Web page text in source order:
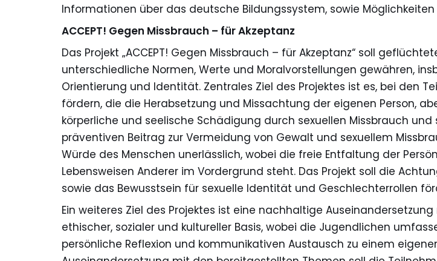
Informationen über das deutsche Bildungssystem, sowie
ACCEPT! Gegen Missbrauch – für Akzeptanz
Das Projekt „ACCEPT! Gegen Missbrauch – für Akzeptanz“ soll
unterschiedliche Normen, Werte und Moralvorstellungen gewähren,
Orientierung und Identität. Zentrales Ziel des Projektes ist es, bei den
fördern, die die Herabsetzung und Missachtung der eigenen Person,
körperliche und seelische Schädigung durch sexuellen Missbrauch
präventiven Beitrag zur Vermeidung von Gewalt und sexuellem
Würde des Menschen unerlässlich, wobei die freie Entfaltung der
Lebensweisen Anderer im Vordergrund steht. Das Projekt soll die
sowie das Bewusstsein für sexuelle Identität und Geschlechterrollen
Ein weiteres Ziel des Projektes ist eine nachhaltige
ethischer, sozialer und kultureller Basis, wobei die Jugendlichen
persönliche Reflexion und kommunikativen Austausch zu einem